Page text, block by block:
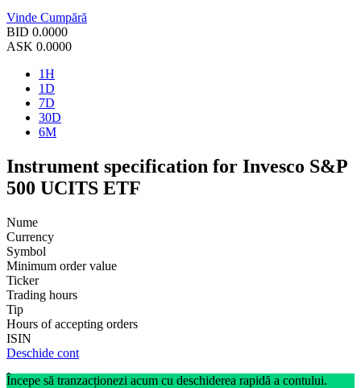
Vinde Cumpără
BID 0.0000
ASK 0.0000
1H
1D
7D
30D
6M
Instrument specification for Invesco S&P
500 UCITS ETF
Nume
Currency
Symbol
Minimum order value
Ticker
Trading hours
Tip
Hours of accepting orders
ISIN
Deschide cont
Începe să tranzacționezi acum cu deschiderea rapidă a contului.